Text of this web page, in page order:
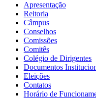
Apresentação
Reitoria
Câmpus
Conselhos
Comissões
Comitês
Colégio de Dirigentes
Documentos
Eleições
Contatos
Horário de